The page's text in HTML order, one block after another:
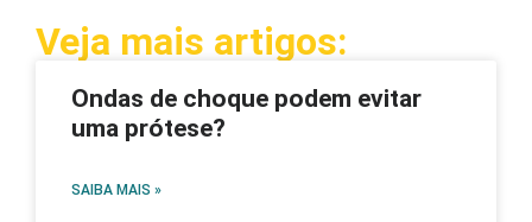
Veja mais artigos:
Ondas de choque podem evitar
uma prótese?
SAIBA MAIS »